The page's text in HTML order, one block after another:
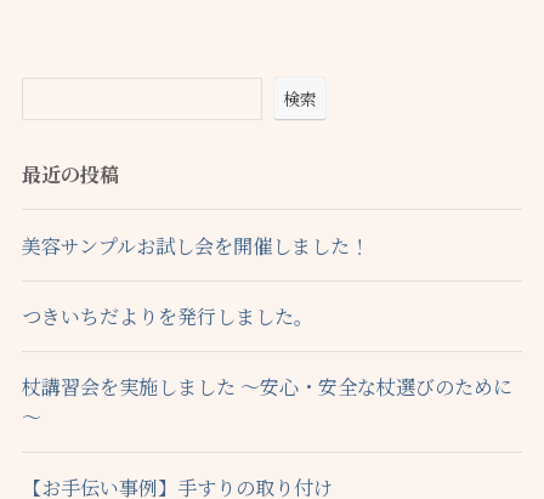
検索
最近の投稿
美容サンプルお試し会を開催しました！
つきいちだよりを発行しました。
杖講習会を実施しました ～安心・安全な杖選びのために
～
【お手伝い事例】手すりの取り付け